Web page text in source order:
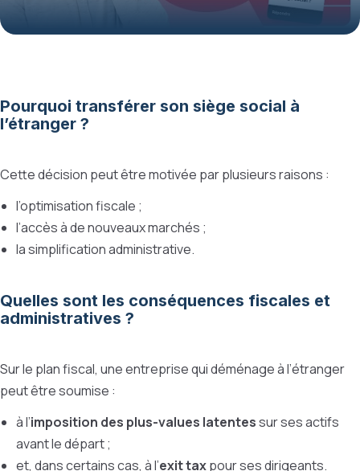
Pourquoi transférer son siège social à
l’étranger ?
Cette décision peut être motivée par plusieurs raisons :
l’optimisation fiscale ;
l’accès à de nouveaux marchés ;
la simplification administrative.
Quelles sont les conséquences fiscales et
administratives ?
Sur le plan fiscal, une entreprise qui déménage à l’étranger
peut être soumise :
à l’imposition des plus-values latentessur ses actifs
avant le départ ;
et, dans certains cas, à l’exit taxpour ses dirigeants.